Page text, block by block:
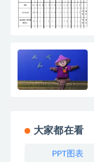
大家都在看
PPT图表